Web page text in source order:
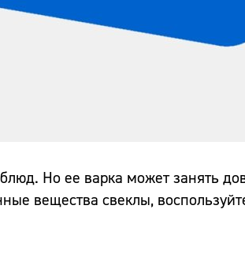
Но ее варка может занять
вещества свеклы,